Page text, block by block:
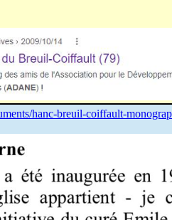
hanc-breuil-coiffault-